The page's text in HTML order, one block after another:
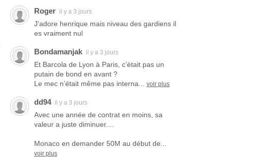
Roger il y a 3 jours
J'adore henrique mais niveau des gardiens il
es vraiment nul
Bondamanjak il y a 3 jours
Et Barcola de Lyon à Paris, c’était pas un
putain de bond en avant ?
Le mec n’était même pas interna...
voir plus
dd94 il y a 3 jours
Avec une année de contrat en moins, sa
valeur a juste diminuer....
Monaco en demander 50M au début de...
voir plus